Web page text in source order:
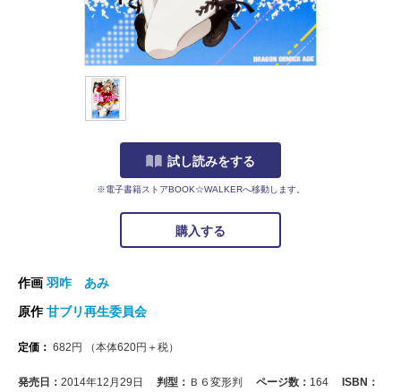
試し読みをする
※電子書籍ストアBOOK☆WALKERへ移動します。
購入する
作画 羽咋 あみ
原作甘ブリ再生委員会
定価： 682 円 （本体620円＋税）
発売日： 2014年12月29日 判型： Ｂ６変形判 ページ数： 164
ISBN：